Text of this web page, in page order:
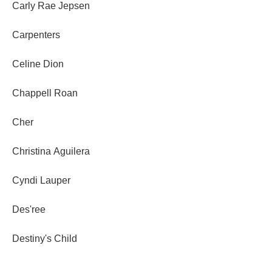
Carly Rae Jepsen
Carpenters
Celine Dion
Chappell Roan
Cher
Christina Aguilera
Cyndi Lauper
Des'ree
Destiny's Child